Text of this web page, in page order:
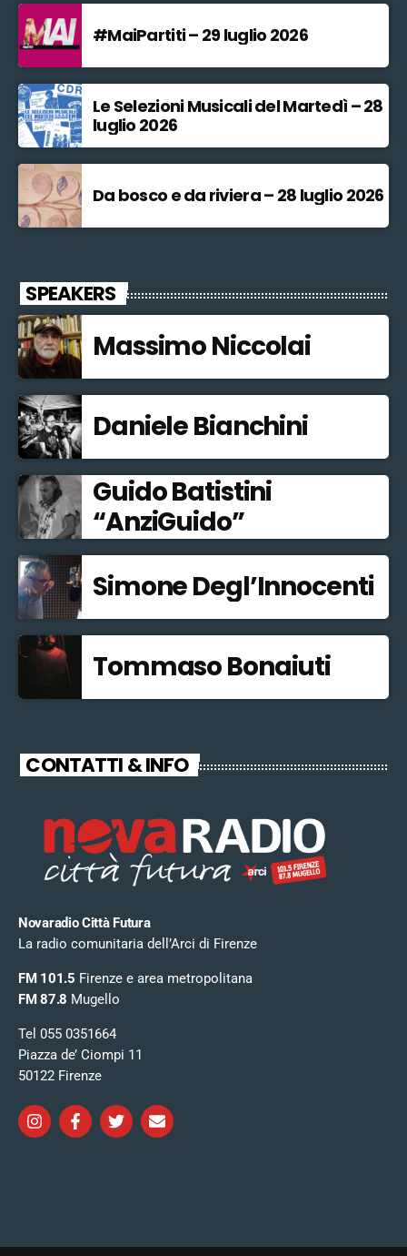
#MaiPartiti – 29 luglio 2026
Le Selezioni Musicali del Martedì – 28
luglio 2026
Da bosco e da riviera – 28 luglio 2026
SPEAKERS
Massimo Niccolai
Daniele Bianchini
Guido Batistini
“AnziGuido”
Simone Degl’Innocenti
Tommaso Bonaiuti
CONTATTI & INFO
Novaradio Città Futura
La radio comunitaria dell’Arci di Firenze
FM 101.5 Firenze e area metropolitana
FM 87.8 Mugello
Tel 055 0351664
Piazza de’ Ciompi 11
50122 Firenze